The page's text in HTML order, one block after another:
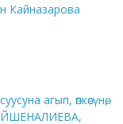
Кайназарова
агып, өпкөсүнө,
БЕЙШЕНАЛИЕВА,